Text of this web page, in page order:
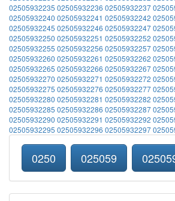
02505932235 02505932236 02505932237
02505932240 02505932241 02505932242
02505932245 02505932246 02505932247
02505932250 02505932251 02505932252
02505932255 02505932256 02505932257
02505932260 02505932261 02505932262
02505932265 02505932266 02505932267
02505932270 02505932271 02505932272
02505932275 02505932276 02505932277
02505932280 02505932281 02505932282
02505932285 02505932286 02505932287
02505932290 02505932291 02505932292
02505932295 02505932296 02505932297
0250 025059